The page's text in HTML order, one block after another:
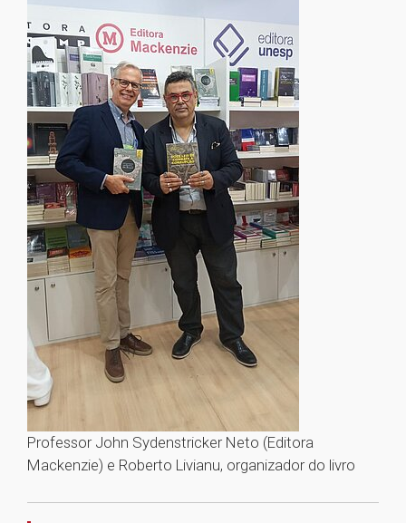
Professor John Sydenstricker Neto (Editora
Mackenzie) e Roberto Livianu, organizador do livro
1